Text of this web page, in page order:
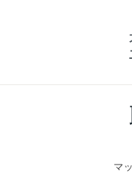
マ